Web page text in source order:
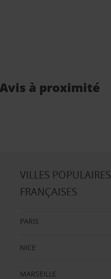
à proximité
VILLES POPULAIRES
FRANÇAISES
PARIS
NICE
MARSEILLE